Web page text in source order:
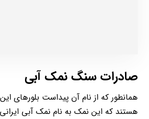
صادرات سنگ نمک آبی
همانطور که از نام آن پیداست بلورهای
هستند که این نمک به نام نمک آبی